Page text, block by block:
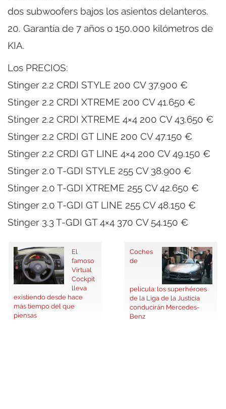
dos subwoofers bajos los asientos delanteros.
20. Garantía de 7 años o 150.000 kilómetros de
KIA.
Los PRECIOS:
Stinger 2.2 CRDI STYLE 200 CV 37.900 €
Stinger 2.2 CRDI XTREME 200 CV 41.650 €
Stinger 2.2 CRDI XTREME 4×4 200 CV 43.650 €
Stinger 2.2 CRDI GT LINE 200 CV 47.150 €
Stinger 2.2 CRDI GT LINE 4×4 200 CV 49.150 €
Stinger 2.0 T-GDI STYLE 255 CV 38.900 €
Stinger 2.0 T-GDI XTREME 255 CV 42.650 €
Stinger 2.0 T-GDI GT LINE 255 CV 48.150 €
Stinger 3.3 T-GDI GT 4×4 370 CV 54.150 €
El
famoso
Virtual
Cockpit
lleva
existiendo desde hace
más tiempo del que
piensas
Coches
de
película: los superhéroes
de la Liga de la Justicia
conducirán Mercedes-
Benz